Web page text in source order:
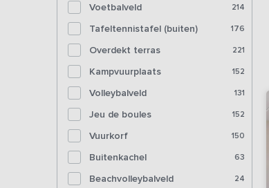
Voetbalveld 214
Tafeltennistafel (buiten) 176
Overdekt terras 221
Kampvuurplaats 152
Volleybalveld 131
Jeu de boules 152
Vuurkorf 150
Buitenkachel 63
Beachvolleybalveld 24